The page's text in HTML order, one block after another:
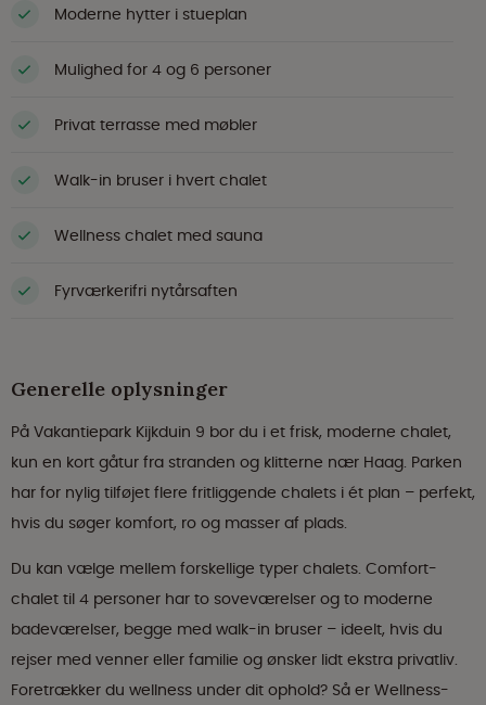
Moderne hytter i stueplan
Mulighed for 4 og 6 personer
Privat terrasse med møbler
Walk-in bruser i hvert chalet
Wellness chalet med sauna
Fyrværkerifri nytårsaften
Generelle oplysninger
På Vakantiepark Kijkduin 9 bor du i et frisk, moderne chalet,
kun en kort gåtur fra stranden og klitterne nær Haag. Parken
har for nylig tilføjet flere fritliggende chalets i ét plan – perfekt,
hvis du søger komfort, ro og masser af plads.
Du kan vælge mellem forskellige typer chalets. Comfort-
chalet til 4 personer har to soveværelser og to moderne
badeværelser, begge med walk-in bruser – ideelt, hvis du
rejser med venner eller familie og ønsker lidt ekstra privatliv.
Foretrækker du wellness under dit ophold? Så er Wellness-